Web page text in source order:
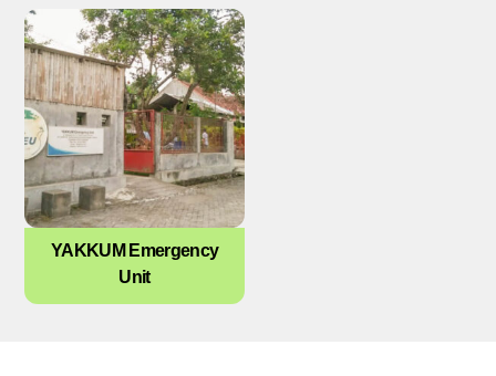
YAKKUM Emergency
Unit